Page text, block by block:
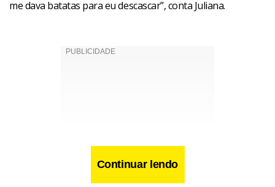
me dava batatas para eu descascar”, conta Juliana.
Continuar lendo